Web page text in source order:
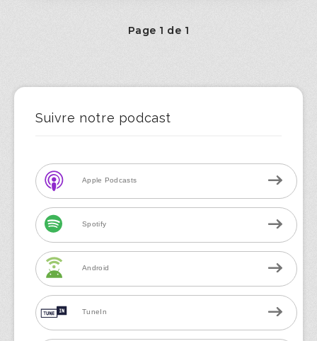
Page 1 de 1
Suivre notre podcast
Apple Podcasts
Spotify
Android
TuneIn